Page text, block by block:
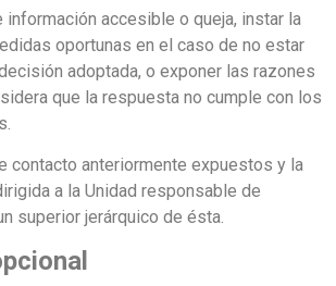
accesible o queja, instar la
oportunas en el caso de no estar
adoptada, o exponer las razones
que la respuesta no cumple con los
contacto anteriormente expuestos y la
a la Unidad responsable de
superior jerárquico de ésta.